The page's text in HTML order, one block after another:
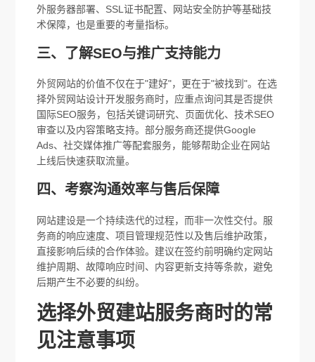
外服务器部署、SSL证书配置、网站安全防护等基础技
术保障，也是重要的考量指标。
三、了解SEO与推广支持能力
外贸网站的价值不仅在于"建好"，更在于"被找到"。在选
择外贸网站设计开发服务商时，应重点询问其是否提供
国际SEO服务，包括关键词研究、页面优化、技术SEO
审查以及内容策略支持。部分服务商还提供Google
Ads、社交媒体推广等配套服务，能够帮助企业在网站
上线后快速获取流量。
四、考察沟通效率与售后保障
网站建设是一个持续迭代的过程，而非一次性交付。服
务商的响应速度、项目管理规范性以及售后维护政策，
直接影响后续的合作体验。建议在签约前明确约定网站
维护周期、故障响应时间、内容更新支持等条款，避免
后期产生不必要的纠纷。
选择外贸建站服务商时的常
见注意事项